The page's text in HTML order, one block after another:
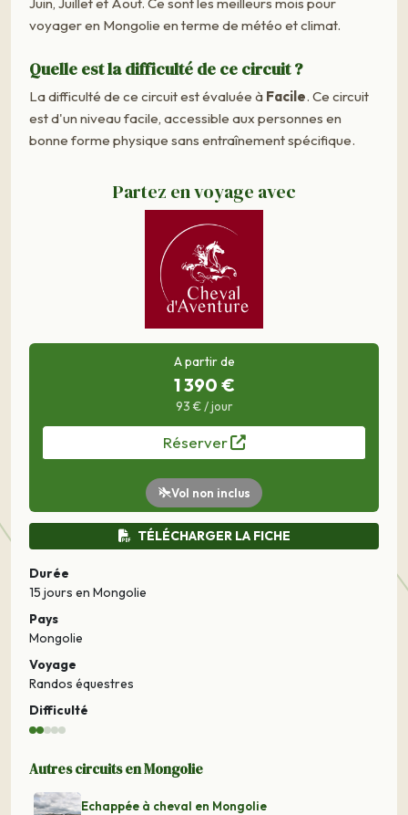
voyager en Mongolie en terme de météo et climat.
Quelle est la difficulté de ce circuit ?
La difficulté de ce circuit est évaluée à Facile. Ce circuit
est d'un niveau facile, accessible aux personnes en
bonne forme physique sans entraînement spécifique.
Partez en voyage avec
A partir de
1 390 €
93 € / jour
Réserver
Vol non inclus
TÉLÉCHARGER LA FICHE
Durée
15 jours en Mongolie
Pays
Mongolie
Voyage
Randos équestres
Difficulté
Autres circuits en Mongolie
Echappée à cheval en Mongolie